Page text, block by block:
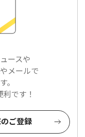
ースや
メールで
。
です！
ご登録